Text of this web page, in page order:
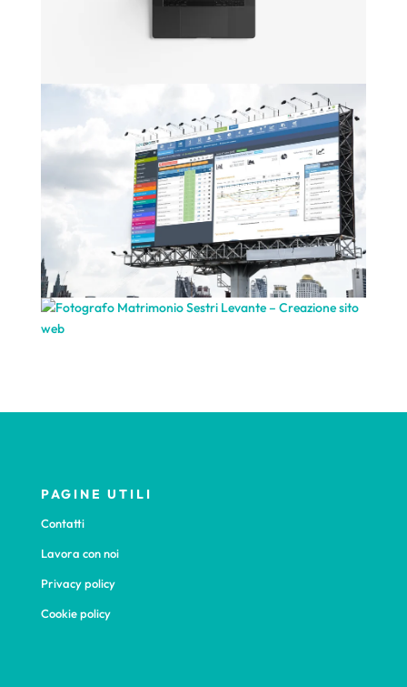
PAGINE UTILI
Contatti
Lavora con noi
Privacy policy
Cookie policy